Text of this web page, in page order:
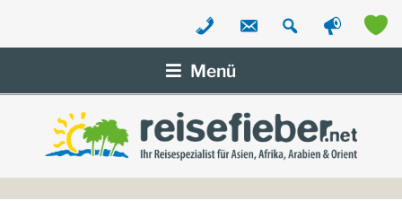
Zum
Menü